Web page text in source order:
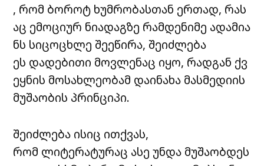
, რომ ბოროტ ხუმრობასთან ერთად, რას
აც ემოციურ ნიადაგზე რამდენიმე ადამია
ნს სიცოცხლე შეეწირა, შეიძლება
ეს დადებითი მოვლენაც იყო, რადგან ქვ
ეყნის მოსახლეობამ დაინახა მასმედიის
მუშაობის პრინციპი.
შეიძლება ისიც ითქვას,
რომ ლიტერატურაც ასე უნდა მუშაობდეს